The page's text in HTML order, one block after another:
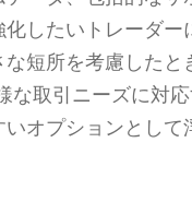
したいトレーダー
な短所を考慮したと
な取引ニーズに対
オプションとして